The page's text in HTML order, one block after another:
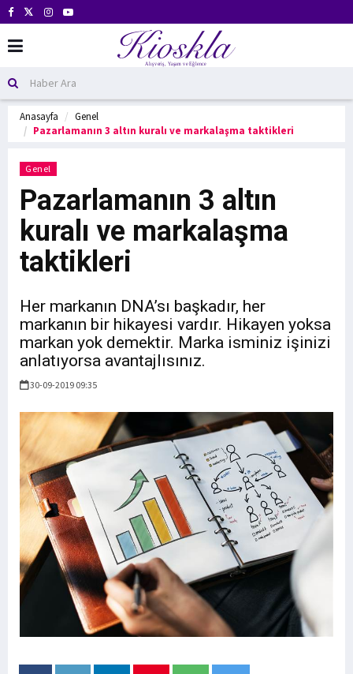
Anasayfa
Genel
Pazarlamanın 3 altın kuralı ve markalaşma taktikleri
Genel
Pazarlamanın 3 altın
kuralı ve markalaşma
taktikleri
Her markanın DNA’sı başkadır, her
markanın bir hikayesi vardır. Hikayen yoksa
markan yok demektir. Marka isminiz işinizi
anlatıyorsa avantajlısınız.
30-09-2019 09:35